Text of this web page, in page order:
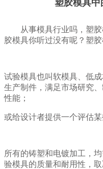
塑胶模具中
从事模具行业吗，塑
胶模具你听过没有呢？塑
试验模具也叫软模具、低
生产制件，满足市场研究
性能；
或给设计者提供一个评估某
所有的铸塑和电镀加工，
验模具的质量和耐用性，取